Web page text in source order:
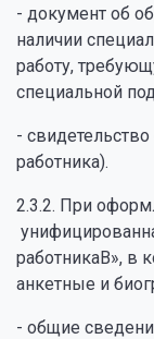
- документ об
наличии
работу,
специальной
-
работника).
2.3.2. При
работникаВ», в
анкетные и
- общие